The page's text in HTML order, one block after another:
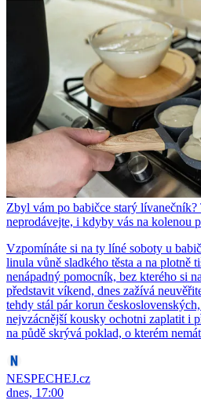
Zbyl vám po babičce starý
neprodávejte, i kdyby vás na kolenou
Vzpomínáte si na ty líné soboty u
linula vůně sladkého těsta a na plotně
nenápadný pomocník, bez kterého si
představit víkend, dnes zažívá
tehdy stál pár korun
nejvzácnější kousky ochotni zaplatit i
na půdě skrývá poklad, o kterém
NESPECHEJ.cz
dnes, 17:00